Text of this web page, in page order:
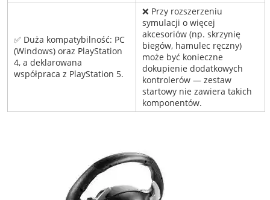
✅ Duża kompatybilność: PC
(Windows) oraz PlayStation
4, a deklarowana
współpraca z PlayStation 5.
❌ Przy rozszerzeniu
symulacji o więcej
akcesoriów (np. skrzynię
biegów, hamulec ręczny)
może być konieczne
dokupienie dodatkowych
kontrolerów — zestaw
startowy nie zawiera takich
komponentów.